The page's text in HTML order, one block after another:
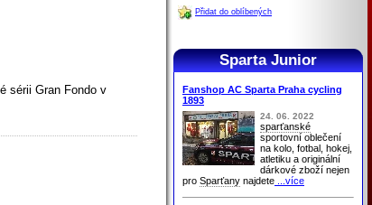
sérii Gran Fondo v
Přidat do oblíbených
Sparta Junior
Fanshop AC Sparta Praha cycling
1893
24. 06. 2022
sparťanské
sportovní oblečení
na kolo, fotbal, hokej,
atletiku a originální
dárkové zboží nejen
pro Sparťany najdete ...více